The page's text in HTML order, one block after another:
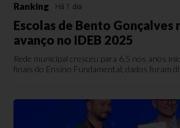
Ranking Há 1 dia
Escolas de Bento Gonçalves
avanço no IDEB 2025
Rede municipal cresceu para 6,5 nos anos
finais do Ensino Fundamental; dados foram